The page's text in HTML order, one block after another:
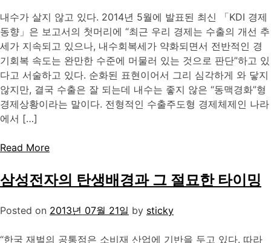
내수가 살지 않고 있다. 2014년 5월에 발표된 최신 「KDI 경제
동향」은 보고서의 첫머리에 “최근 우리 경제는 수출의 개선 추
세가 지속되고 있으나, 내수회복세가 약화되면서 전반적인 경
기회복 속도는 완만한 수준에 머물러 있는 것으로 판단”하고 있
다고 서술하고 있다. 순화된 표현이어서 그리 심각하게 와 닿지
않지만, 결국 수출은 잘 되는데 내수는 좋지 않은 “동맥경화”형
경제상황이라는 말이다. 전형적인 수출주도형 경제체제인 나라
에서 […]
Read More
삼성전자의 탄생배경과 그 절묘한 타이밍
Posted on 2013년 07월 21일 by sticky
“한국 재벌의 공통점은 소비재 산업에 기반을 두고 있다. 따라